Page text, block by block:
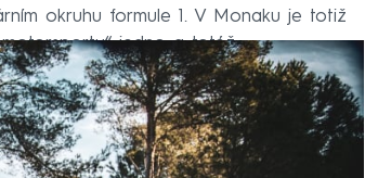
okruhu formule 1. V Monaku je totiž
jedno a totéž.